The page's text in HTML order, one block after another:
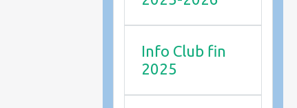
Info Club fin
2025